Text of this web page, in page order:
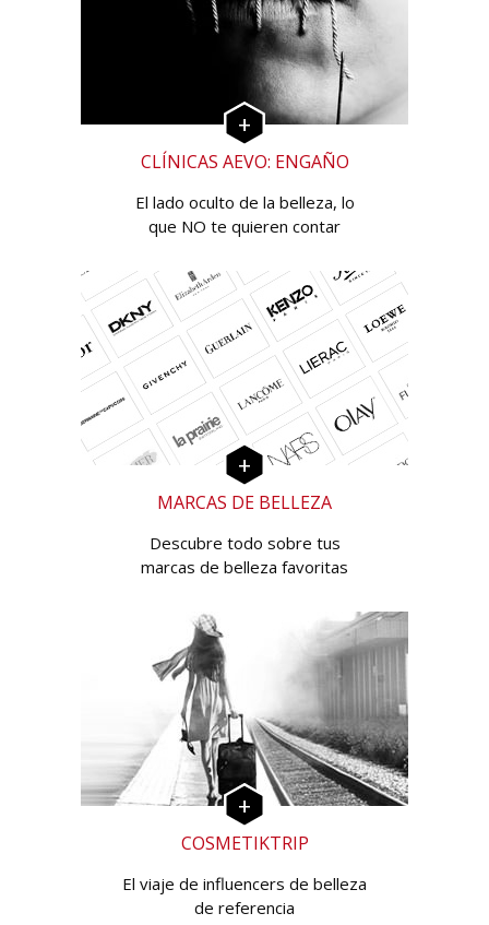
CLÍNICAS AEVO: ENGAÑO
El lado oculto de la belleza, lo
que NO te quieren contar
MARCAS DE BELLEZA
Descubre todo sobre tus
marcas de belleza favoritas
COSMETIKTRIP
El viaje de influencers de belleza
de referencia